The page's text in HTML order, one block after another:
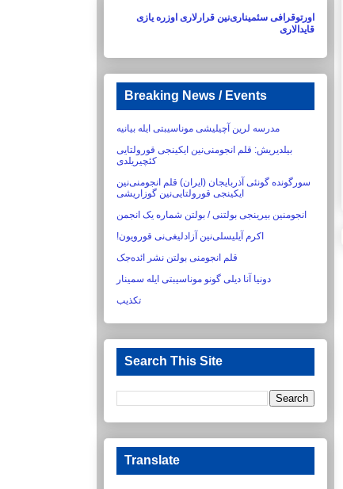
اورتوقرافی سئمیناری‌نین قرارلاری اوزره یازی
قایدالاری
Breaking News / Events
مدرسه لرین آچیلیشی موناسیبتی ایله بیانیه
بیلدیریش:‏ قلم انجومنی‌نین ایکینجی قورولتایی
کئچیریلدی
سورگونده گونئی آذربایجان (ایران) قلم انجومنی‌نین
ایکینجی قورولتایی‌نین گوزاریشی‏
انجومنین بیرینجی بولتنی / بولتن شماره یک انجمن
اکرم آیلیسلی‌نین آزادلیغی‌نی قورویون!‏
قلم انجومنی بولتن نشر ائده‌جک
دونیا آنا دیلی گونو موناسیبتی ایله سمینار
تکذیب
Search This Site
Translate